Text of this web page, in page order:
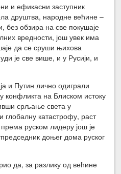
и ефикасни заступник
друштва, народне већине –
без обзира на све покушаје
вредности, још увек има
да се сруши њихова
је све више, и у Русији, и
и Путин лично одиграли
конфликта на Блиском истоку
срљање света у
глобалну катастрофу, раст
руском лидеру још је
доњег дома руског
да, за разлику од већине